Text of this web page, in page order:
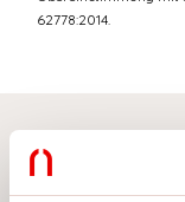
62778:2014.